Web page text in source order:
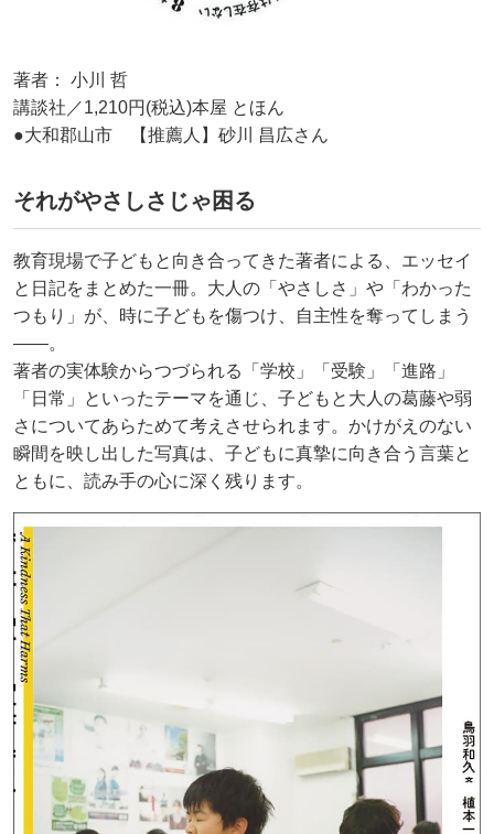
著者： 小川 哲
講談社／1,210円(税込)本屋 とほん
●大和郡山市 【推薦人】砂川 昌広さん
それがやさしさじゃ困る
教育現場で子どもと向き合ってきた著者による、エッセイ
と日記をまとめた一冊。大人の「やさしさ」や「わかった
つもり」が、時に子どもを傷つけ、自主性を奪ってしまう
――。
著者の実体験からつづられる「学校」「受験」「進路」
「日常」といったテーマを通じ、子どもと大人の葛藤や弱
さについてあらためて考えさせられます。かけがえのない
瞬間を映し出した写真は、子どもに真摯に向き合う言葉と
ともに、読み手の心に深く残ります。